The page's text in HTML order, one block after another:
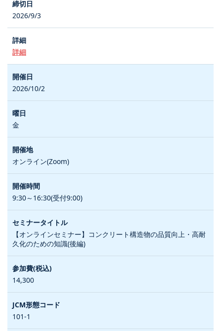
2026/9/3
詳細
2026/10/2
金
オンライン(Zoom)
9:30～16:30(受付9:00)
【オンラインセミナー】コンクリート構造物の品質向上・高耐
久化のための知識(後編)
14,300
101-1